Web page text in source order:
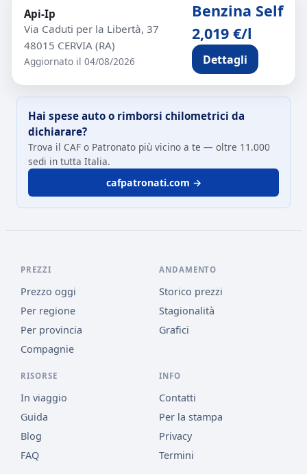
Api-Ip
Via Caduti per la Libertà, 37
48015 CERVIA (RA)
Aggiornato il 04/08/2026
Benzina Self
2,019 €/l
Dettagli
Hai spese auto o rimborsi chilometrici da
dichiarare?
Trova il CAF o Patronato più vicino a te — oltre 11.000
sedi in tutta Italia.
cafpatronati.com →
PREZZI
Prezzo oggi
Per regione
Per provincia
Compagnie
ANDAMENTO
Storico prezzi
Stagionalità
Grafici
RISORSE
In viaggio
Guida
Blog
FAQ
INFO
Contatti
Per la stampa
Privacy
Termini